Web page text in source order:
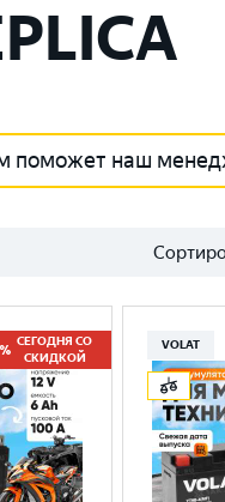
поможет наш
СЕГОДНЯ СО
СКИДКОЙ
VOLAT